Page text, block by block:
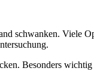
schwanken. Viele
Besonders